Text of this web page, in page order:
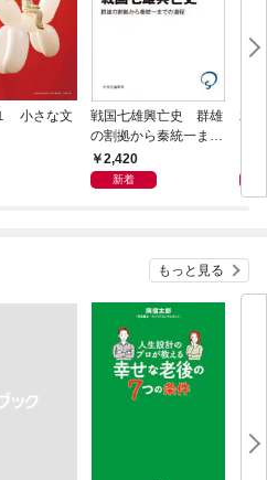
小さな文
戦国七雄興亡史 群雄
の割拠から秦統一まで
の道程
2,420
新着
君
もっと見る